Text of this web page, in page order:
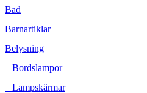
Bad
Barnartiklar
Belysning
Bordslampor
Lampskärmar